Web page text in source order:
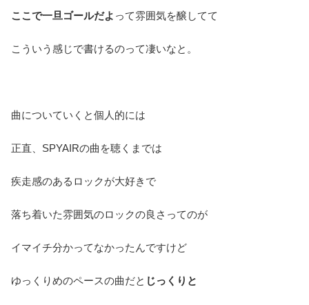
ここで一旦ゴールだよ って雰囲気を醸してて
こういう感じで書けるのって凄いなと。
曲についていくと個人的には
正直、SPYAIRの曲を聴くまでは
疾走感のあるロックが大好きで
落ち着いた雰囲気のロックの良さってのが
イマイチ分かってなかったんですけど
ゆっくりめのペースの曲だと じっくりと